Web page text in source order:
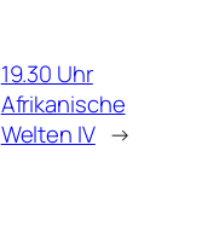
19.30 Uhr
Afrikanische
Welten IV →